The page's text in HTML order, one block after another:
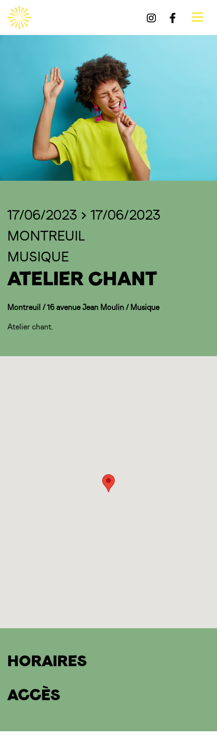
17/06/2023 > 17/06/2023
MONTREUIL
MUSIQUE
ATELIER CHANT
Montreuil / 16 avenue Jean Moulin / Musique
Atelier chant.
HORAIRES
ACCÈS